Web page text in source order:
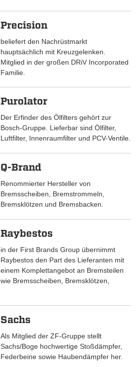
Precision
beliefert den Nachrüstmarkt
hauptsächlich mit Kreuzgelenken.
Mitglied in der großen DRiV Incorporated
Familie.
Purolator
Der Erfinder des Ölfilters gehört zur
Bosch-Gruppe. Lieferbar sind Ölfilter,
Luftfilter, Innenraumfilter und PCV-Ventile.
Q-Brand
Renommierter Hersteller von
Bremsscheiben, Bremstrommeln,
Bremsklötzen und Bremsbacken.
Raybestos
in der First Brands Group übernimmt
Raybestos den Part des Lieferanten mit
einem Komplettangebot an Bremsteilen
wie Bremsscheiben, Bremsklötzen,
Sachs
Als Mitglied der ZF-Gruppe stellt
Sachs/Boge hochwertige Stoßdämpfer,
Federbeine sowie Haubendämpfer her.